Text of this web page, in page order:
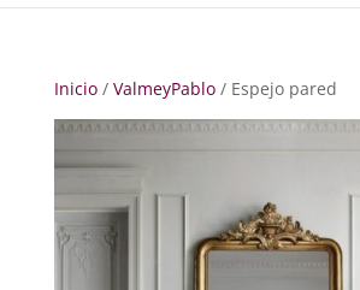
Inicio/ ValmeyPablo/ Espejo pared